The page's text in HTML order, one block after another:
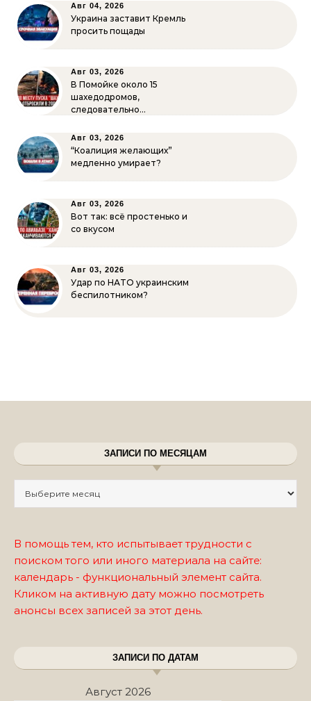
Авг 04, 2026
Украина заставит Кремль
просить пощады
Авг 03, 2026
В Помойке около 15
шахедодромов,
следовательно…
Авг 03, 2026
“Коалиция желающих”
медленно умирает?
Авг 03, 2026
Вот так: всё простенько и
со вкусом
Авг 03, 2026
Удар по НАТО украинским
беспилотником?
ЗАПИСИ ПО МЕСЯЦАМ
В помощь тем, кто испытывает трудности с
поиском того или иного материала на сайте:
календарь - функциональный элемент сайта.
Кликом на активную дату можно посмотреть
анонсы всех записей за этот день.
ЗАПИСИ ПО ДАТАМ
Август 2026